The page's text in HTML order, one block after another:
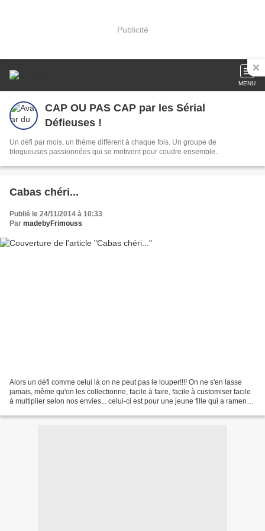
Publicité
MENU
CAP OU PAS CAP par les Sérial
Défieuses !
Un défi par mois, un thème différent à chaque fois. Un groupe de
blogueuses passionnées qui se motivent pour coudre ensemble..
Cabas chéri...
Publié le 24/11/2014 à 10:33
Par madebyFrimouss
Alors un défi comme celui là on ne peut pas le louper!!!! On ne s'en lasse
jamais, même qu'on les collectionne, facile à faire, facile à customiser facile
à multiplier selon nos envies... celui-ci est pour une jeune fille qui a ramené